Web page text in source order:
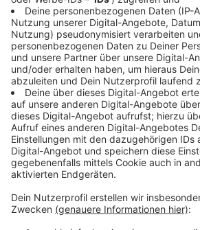
liegen mit 4 Punkten Abstand auf
hinter dem Rekordmeister. Übrigens
Alonso erst kurzfristig, ob unser
Xhaka heute spielen kann. Er hat
Sprunggelenk.
Anzeige
Mehr Nachrichten aus
Anzeige